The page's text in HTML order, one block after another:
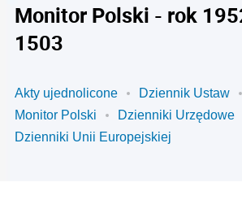
Monitor Polski - rok
1503
Akty ujednolicone
Dziennik Ustaw
Monitor Polski
Dzienniki Urzędowe
Dzienniki Unii Europejskiej